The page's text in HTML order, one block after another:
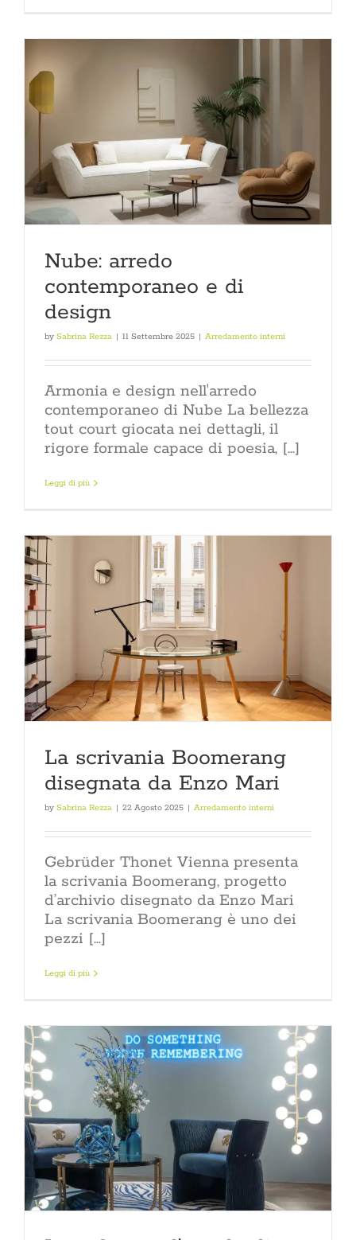
Nube: arredo
contemporaneo e di
design
by Sabrina Rezza | 11 Settembre 2025 | Arredamento interni
Armonia e design nell'arredo
contemporaneo di Nube La bellezza
tout court giocata nei dettagli, il
rigore formale capace di poesia, [...]
Leggi di più
La scrivania Boomerang
disegnata da Enzo Mari
by Sabrina Rezza | 22 Agosto 2025 | Arredamento interni
Gebrüder Thonet Vienna presenta
la scrivania Boomerang, progetto
d’archivio disegnato da Enzo Mari
La scrivania Boomerang è uno dei
pezzi [...]
Leggi di più